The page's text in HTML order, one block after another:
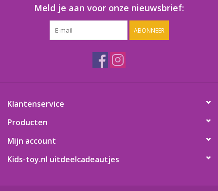
Speelgoedpakketten
Gevulde capsules & mixen
Snoep / kauwgomballen
Meld je aan voor onze nieuwsbrief:
ABONNEER
Klantenservice
Producten
Mijn account
Kids-toy.nl uitdeelcadeautjes